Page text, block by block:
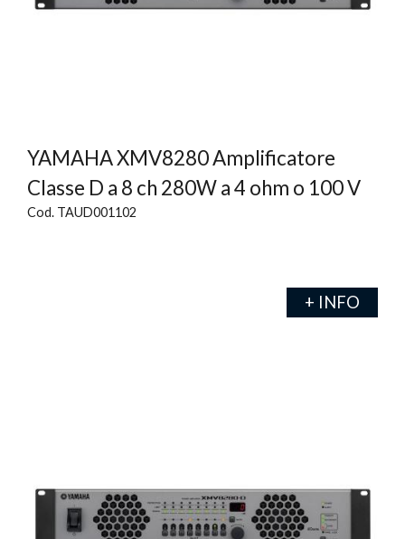
YAMAHA XMV8280 Amplificatore
Classe D a 8 ch 280W a 4 ohm o 100 V
Cod. TAUD001102
+ INFO